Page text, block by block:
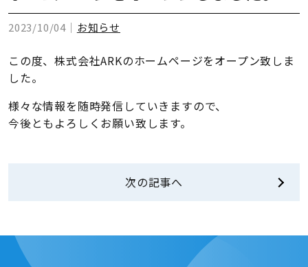
2023/10/04｜ お知らせ
この度、株式会社ARKのホームページをオープン致しま
した。
様々な情報を随時発信していきますので、
今後ともよろしくお願い致します。
次の記事へ